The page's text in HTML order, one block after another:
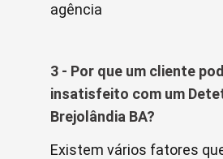
agência
3 - Por que um cliente
insatisfeito com um
Brejolândia BA?
Existem vários fatores